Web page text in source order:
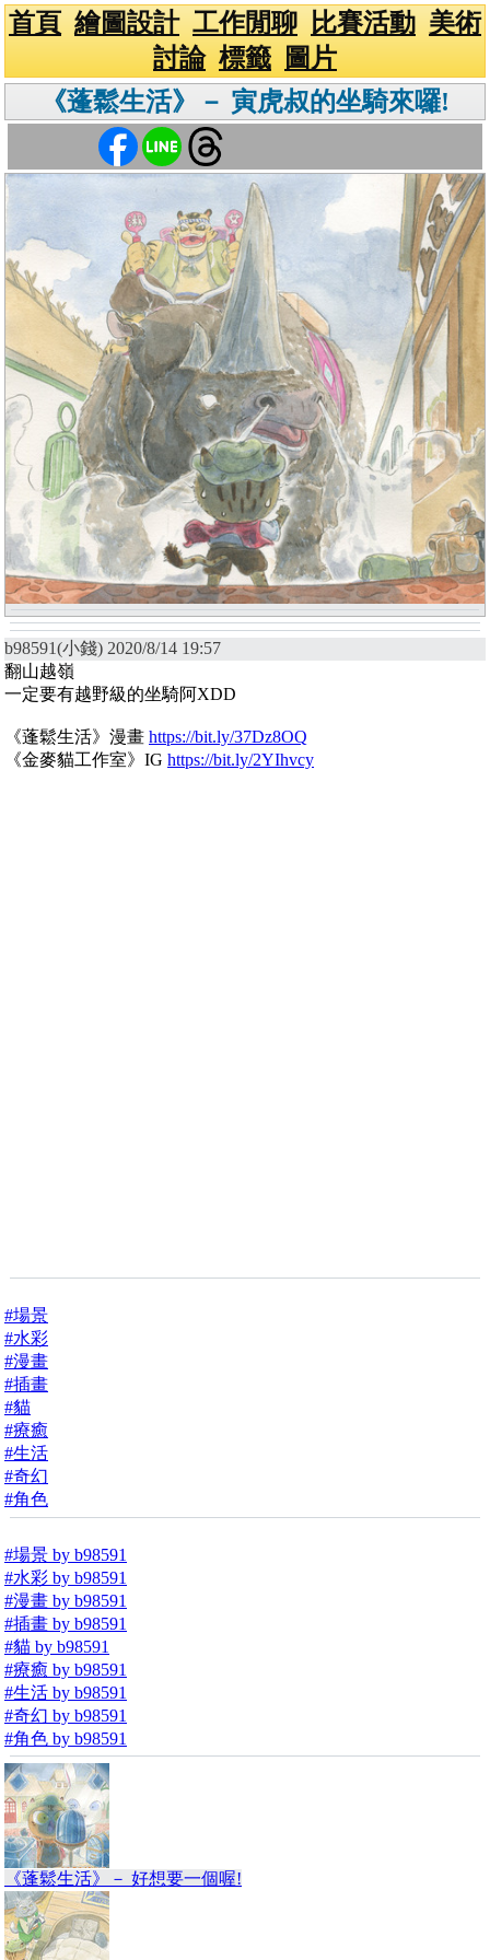
首頁 繪圖設計 工作閒聊 比賽活動 美術
討論 標籤
圖片
《蓬鬆生活》－ 寅虎叔的坐騎來囉!
b98591(小錢) 2020/8/14 19:57
翻山越嶺
一定要有越野級的坐騎阿XDD
《蓬鬆生活》漫畫 https://bit.ly/37Dz8OQ
《金麥貓工作室》IG https://bit.ly/2YIhvcy
#場景
#水彩
#漫畫
#插畫
#貓
#療癒
#生活
#奇幻
#角色
#場景 by b98591
#水彩 by b98591
#漫畫 by b98591
#插畫 by b98591
#貓 by b98591
#療癒 by b98591
#生活 by b98591
#奇幻 by b98591
#角色 by b98591
《蓬鬆生活》－ 好想要一個喔!